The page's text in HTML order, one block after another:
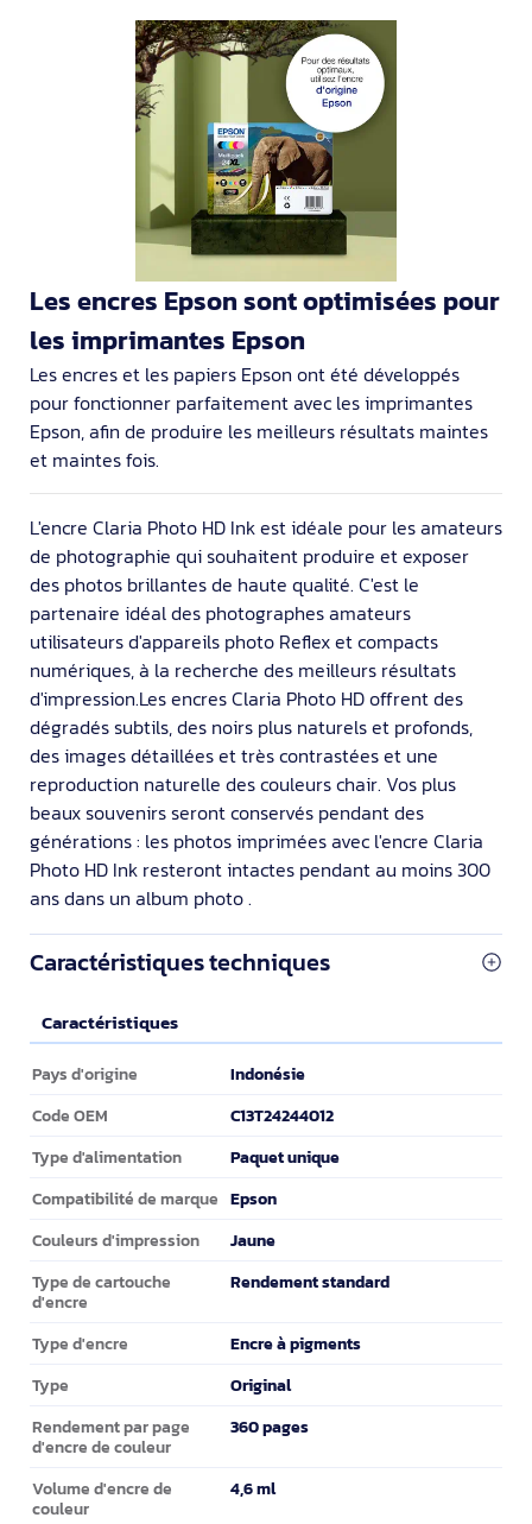
Les encres Epson sont optimisées pour
les imprimantes Epson
Les encres et les papiers Epson ont été développés
pour fonctionner parfaitement avec les imprimantes
Epson, afin de produire les meilleurs résultats maintes
et maintes fois.
L'encre Claria Photo HD Ink est idéale pour les amateurs
de photographie qui souhaitent produire et exposer
des photos brillantes de haute qualité. C'est le
partenaire idéal des photographes amateurs
utilisateurs d'appareils photo Reflex et compacts
numériques, à la recherche des meilleurs résultats
d'impression.Les encres Claria Photo HD offrent des
dégradés subtils, des noirs plus naturels et profonds,
des images détaillées et très contrastées et une
reproduction naturelle des couleurs chair. Vos plus
beaux souvenirs seront conservés pendant des
générations : les photos imprimées avec l'encre Claria
Photo HD Ink resteront intactes pendant au moins 300
ans dans un album photo .
Caractéristiques techniques
Caractéristiques
Caractéristiques
Pays d'origine Indonésie
Code OEM C13T24244012
Type d'alimentation Paquet unique
Compatibilité de marque Epson
Couleurs d'impression Jaune
Type de cartouche
d'encre
Rendement standard
Type d'encre Encre à pigments
Type Original
Rendement par page
d'encre de couleur
360 pages
Volume d'encre de
couleur
4,6 ml